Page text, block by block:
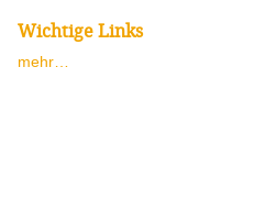
Wichtige Links
mehr…